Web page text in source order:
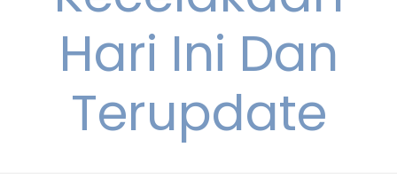
Hari Ini Dan
Terupdate